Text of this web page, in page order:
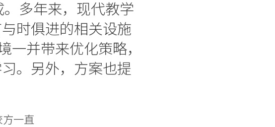
。多年来，现代教学
时俱进的相关设施
一并带来优化策略，
。另外，方案也提
一直